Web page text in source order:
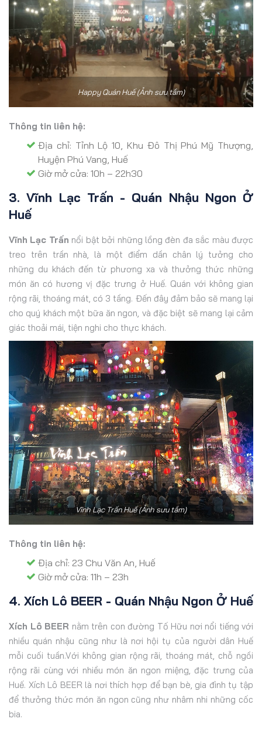
Happy Quán Huế (Ảnh sưu tầm)
Thông tin liên hệ:
Địa chỉ: Tỉnh Lộ 10, Khu Đô Thị Phú Mỹ Thượng,
Huyện Phú Vang, Huế
Giờ mở cửa: 10h – 22h30
3. Vĩnh Lạc Trấn - Quán Nhậu Ngon Ở
Huế
Vĩnh Lạc Trấn nổi bật bởi những lồng đèn đa sắc màu được
treo trên trần nhà, là một điểm dần chân lý tưởng cho
những du khách đến từ phương xa và thưởng thức những
món ăn có hương vị đặc trưng ở Huế. Quán với không gian
rộng rãi, thoáng mát, có 3 tầng. Đến đây đảm bảo sẽ mang lại
cho quý khách một bữa ăn ngon, và đặc biệt sẽ mang lại cảm
giác thoải mái, tiện nghi cho thực khách.
Vĩnh Lạc Trấn Huế (Ảnh sưu tầm)
Thông tin liên hệ:
Địa chỉ: 23 Chu Văn An, Huế
Giờ mở cửa: 11h – 23h
4. Xích Lô BEER - Quán Nhậu Ngon Ở Huế
Xích Lô BEER nằm trên con đường Tố Hữu nơi nổi tiếng với
nhiều quán nhậu cũng như là nơi hội tụ của người dân Huế
mỗi cuối tuần.Với không gian rộng rãi, thoáng mát, chỗ ngồi
rộng rãi cùng với nhiều món ăn ngon miệng, đặc trưng của
Huế. Xích Lô BEER là nơi thích hợp để bạn bè, gia đình tụ tập
để thưởng thức món ăn ngon cũng như nhâm nhi những cốc
bia.